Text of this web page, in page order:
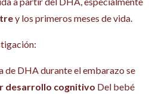
y los primeros meses de vida.
de DHA durante el embarazo se
desarrollo cognitivo Del bebé